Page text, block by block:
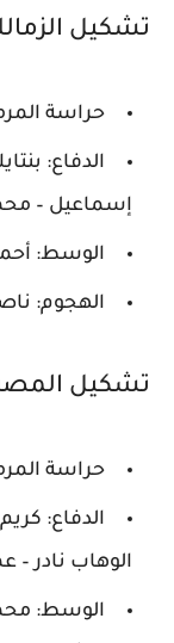
تشكيل
حراسة
الدفاع:
إسماعيل –
الوسط:
الهجوم:
تشكيل
حراسة
الدفاع:
الوهاب نادر
الوسط: